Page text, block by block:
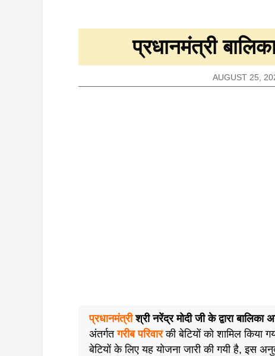
प्रधानमंत्री
AUGUST 25,
प्रधानमंत्रीश्री नरेंद्र मोदी जी के द्वारा
अंतर्गतगरीब परिवारकी बेटियों को शामिल किया
बेटियों के लिए यह योजना जारी की गयी है, इस